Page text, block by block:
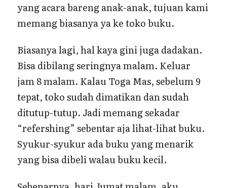
yang acara bareng anak-anak, tujuan kami
memang biasanya ya ke toko buku.
Biasanya lagi, hal kaya gini juga dadakan.
Bisa dibilang seringnya malam. Keluar
jam 8 malam. Kalau Toga Mas, sebelum 9
tepat, toko sudah dimatikan dan sudah
ditutup-tutup. Jadi memang sekadar
“refershing” sebentar aja lihat-lihat buku.
Syukur-syukur ada buku yang menarik
yang bisa dibeli walau buku kecil.